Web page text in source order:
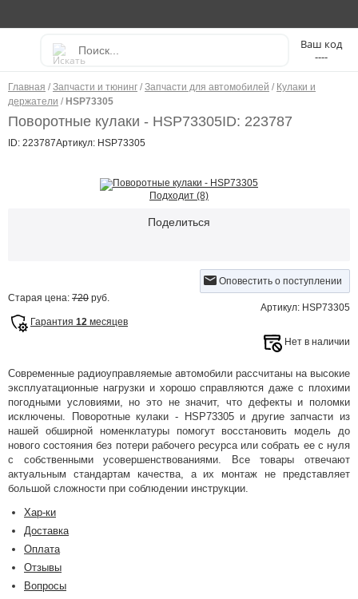
----
Главная / Запчасти и тюнинг / Запчасти для автомобилей / Кулаки и
держатели / HSP73305
Поворотные кулаки - HSP73305ID: 223787
ID: 223787Артикул: HSP73305
Подходит (8)
Поделиться
Оповестить о поступлении
Старая цена: 720 руб.
Артикул: HSP73305
Гарантия 12 месяцев
Нет в наличии
Современные радиоуправляемые автомобили рассчитаны на высокие
эксплуатационные нагрузки и хорошо справляются даже с плохими
погодными условиями, но это не значит, что дефекты и поломки
исключены. Поворотные кулаки - HSP73305 и другие запчасти из
нашей обширной номенклатуры помогут восстановить модель до
нового состояния без потери рабочего ресурса или собрать ее с нуля
с собственными усовершенствованиями. Все товары отвечают
актуальным стандартам качества, а их монтаж не представляет
большой сложности при соблюдении инструкции.
Хар-ки
Доставка
Оплата
Отзывы
Вопросы